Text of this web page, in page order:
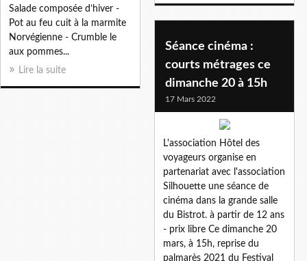
Salade composée d’hiver -
Pot au feu cuit à la marmite
Norvégienne - Crumble le
aux pommes...
Lire la suite
Séance cinéma :
courts métrages ce
dimanche 20 à 15h
17 Mars 2022
L'association Hôtel des
voyageurs organise en
partenariat avec l'association
Silhouette une séance de
cinéma dans la grande salle
du Bistrot. à partir de 12 ans
- prix libre Ce dimanche 20
mars, à 15h, reprise du
palmarès 2021 du Festival